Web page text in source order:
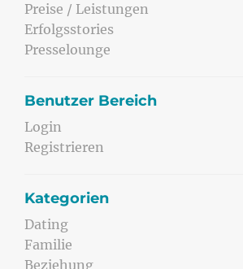
Preise / Leistungen
Erfolgsstories
Presselounge
Benutzer Bereich
Login
Registrieren
Kategorien
Dating
Familie
Beziehung